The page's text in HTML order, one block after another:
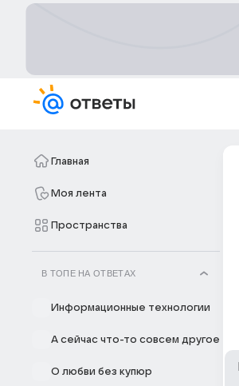
Главная
Моя лента
Пространства
В ТОПЕ НА ОТВЕТАХ
Информационные технологии
А сейчас что-то совсем другое
О любви без купюр